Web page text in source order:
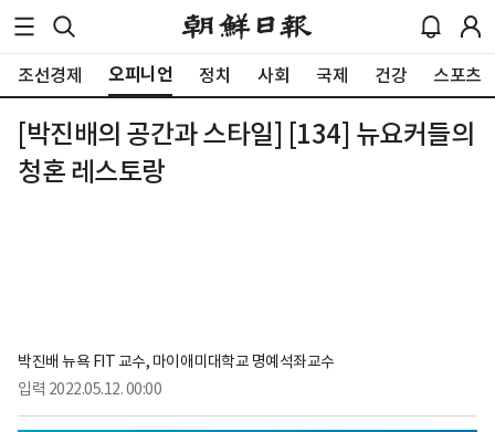
조선경제 오피니언 정치 사회 국제 건강 스포츠
[박진배의 공간과 스타일] [134] 뉴요커들의
청혼 레스토랑
박진배 뉴욕 FIT 교수, 마이애미대학교 명예석좌교수
입력 2022.05.12. 00:00